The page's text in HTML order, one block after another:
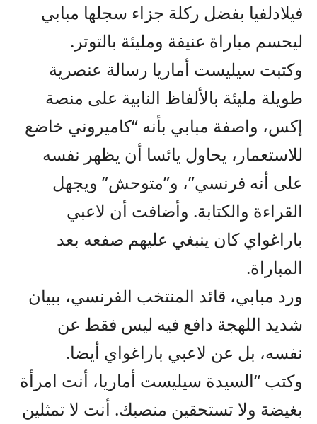
فيلادلفيا بفضل ركلة جزاء سجلها مبابي
ليحسم مباراة عنيفة ومليئة بالتوتر.
وكتبت سيليست أماريا رسالة عنصرية
طويلة مليئة بالألفاظ النابية على منصة
إكس، واصفة مبابي بأنه “كاميروني خاضع
للاستعمار، يحاول يائسا أن يظهر نفسه
على أنه فرنسي”، و”متوحش” ويجهل
القراءة والكتابة. وأضافت أن لاعبي
باراغواي كان ينبغي عليهم صفعه بعد
المباراة.
ورد مبابي، قائد المنتخب الفرنسي، ببيان
شديد اللهجة دافع فيه ليس فقط عن
نفسه، بل عن لاعبي باراغواي أيضا.
وكتب “السيدة سيليست أماريا، أنت امرأة
بغيضة ولا تستحقين منصبك. أنت لا تمثلين